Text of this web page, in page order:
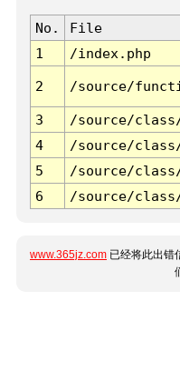
No. File
1
/index.php
2 /source/
3 /source/
4
/source/
5
/source/
6
/source/
www.365jz.com 已经将此出错